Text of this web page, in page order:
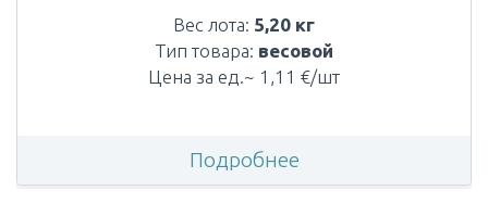
Вес лота: 5,20 кг
Тип товара: весовой
Цена за ед.~ 1,11 €/шт
Подробнее